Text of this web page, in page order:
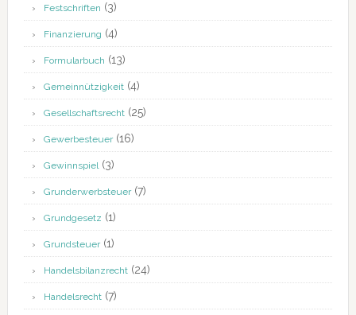
Festschriften (3)
Finanzierung (4)
Formularbuch (13)
Gemeinnützigkeit(4)
Gesellschaftsrecht(25)
Gewerbesteuer(16)
Gewinnspiel(3)
Grunderwerbsteuer(7)
Grundgesetz (1)
Grundsteuer(1)
Handelsbilanzrecht(24)
Handelsrecht(7)